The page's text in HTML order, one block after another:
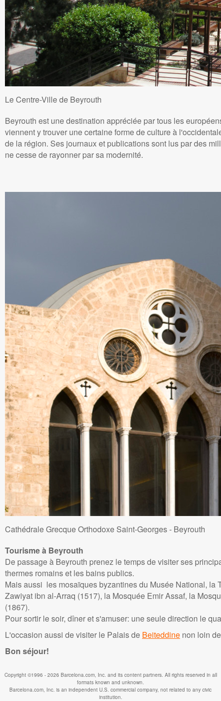
Le Centre-Ville de Beyrouth
Beyrouth est une destination appréciée par tous les
viennent y trouver une certaine forme de culture à
de la région. Ses journaux et publications sont lus par des
ne cesse de rayonner par sa modernité.
Cathédrale Grecque Orthodoxe Saint-Georges - Beyrouth
Tourisme à Beyrouth
De passage à Beyrouth prenez le temps de visiter ses
thermes romains et les bains publics.
Mais aussi les mosaïques byzantines du Musée National, la
Zawiyat ibn al-Arraq (1517), la Mosquée Emir Assaf, la
(1867).
Pour sortir le soir, dîner et s'amuser: une seule direction le
L'occasion aussi de visiter le Palais de Beiteddine non loin
Bon séjour!
Copyright ©1996 - 2026 Barcelona.com, Inc. and its content partners. All rights reserved in all
formats known and unknown.
Barcelona.com, Inc. is an independent U.S. commercial company, not related to any civic
institution.